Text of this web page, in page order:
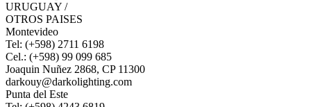
URUGUAY /
OTROS PAISES
Montevideo
Tel: (+598) 2711 6198
Cel.: (+598) 99 099 685
Joaquin Nuñez 2868, CP 11300
darkouy@darkolighting.com
Punta del Este